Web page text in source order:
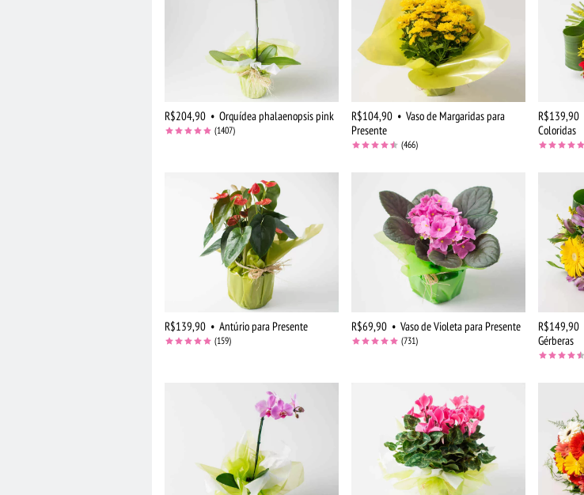
R$204,90 • Orquídea phalaenopsis pink
(1407)
R$104,90 • Vaso de Margaridas para
Presente
(466)
R$139,90
Coloridas
R$139,90 • Antúrio para Presente
(159)
R$69,90 • Vaso de Violeta para Presente
(731)
R$149,90
Gérberas